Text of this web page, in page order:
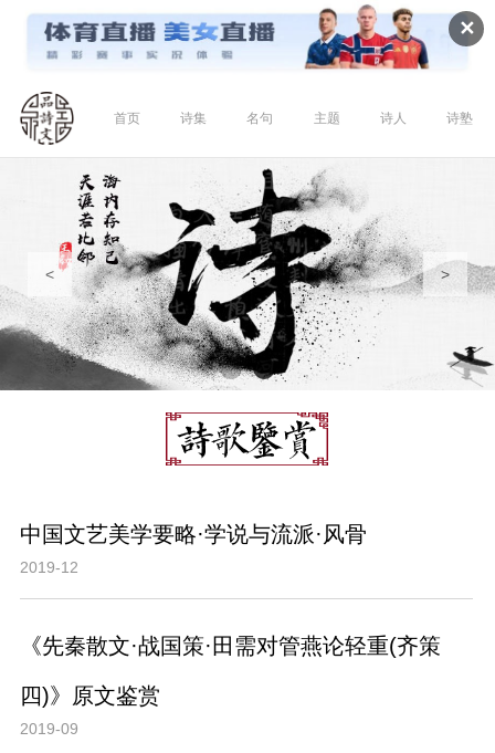
✕
首页 诗集 名句 主题 诗人 诗塾
< >
中国文艺美学要略·学说与流派·风骨
2019-12
《先秦散文·战国策·田需对管燕论轻重(齐策
四)》原文鉴赏
2019-09